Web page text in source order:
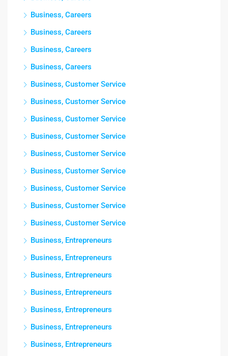
Business, Careers
Business, Careers
Business, Careers
Business, Careers
Business, Customer Service
Business, Customer Service
Business, Customer Service
Business, Customer Service
Business, Customer Service
Business, Customer Service
Business, Customer Service
Business, Customer Service
Business, Customer Service
Business, Entrepreneurs
Business, Entrepreneurs
Business, Entrepreneurs
Business, Entrepreneurs
Business, Entrepreneurs
Business, Entrepreneurs
Business, Entrepreneurs